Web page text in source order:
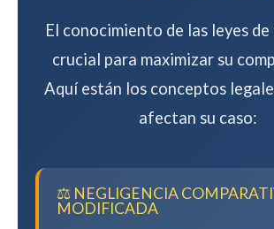
El conocimiento de las leyes
crucial para maximizar su
Aquí están los conceptos
afectan su caso:
⚖️ NEGLIGENCIA
MODIFICADA